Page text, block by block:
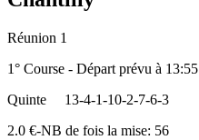
Réunion 1
1° Course - Départ prévu à 13:55
Quinte
13-4-1-10-2-7-6-3
2.0 €-NB de fois la mise: 56